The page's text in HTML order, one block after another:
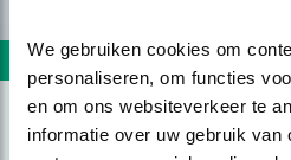
We gebruiken cookies om
personaliseren, om functies
en om ons websiteverkeer te
informatie over uw gebruik van
Volgende foto